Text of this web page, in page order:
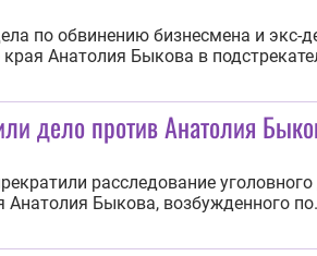
по обвинению бизнесмена и экс-
Анатолия Быкова в
и покушении на убийство по
ИА REGNUM сообщили 7
дело против Анатолия
расследование
Анатолия Быкова, возбужденного по
налогов. Об этом 9 ноября
управления СК России по